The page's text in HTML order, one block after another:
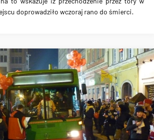
doprowadziło wczoraj rano do śmierci.